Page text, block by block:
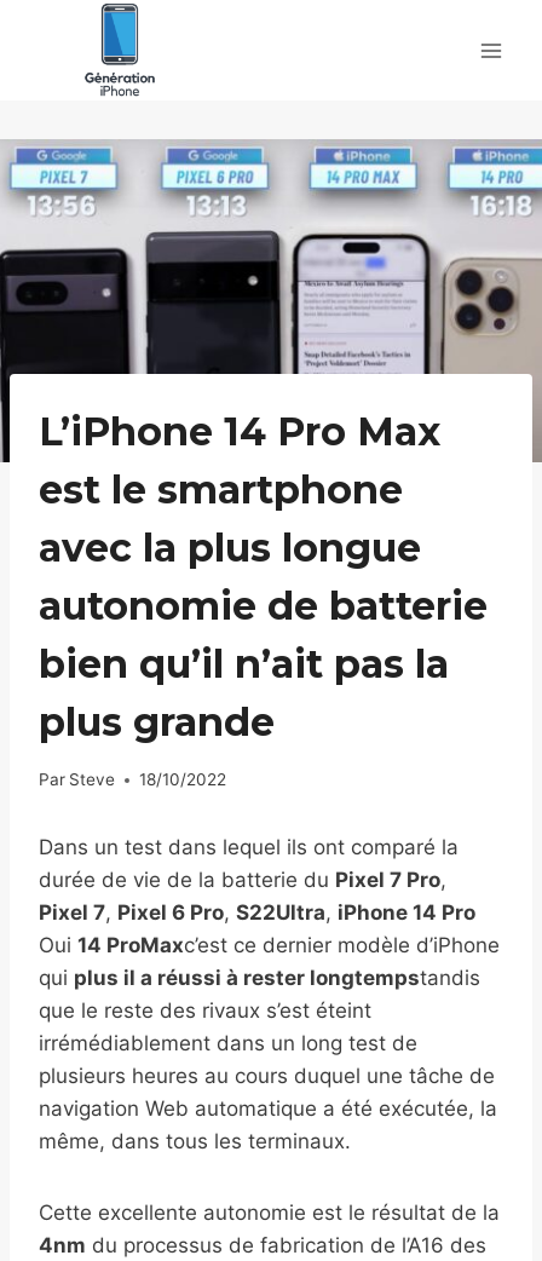
L’iPhone 14 Pro Max
est le smartphone
avec la plus longue
autonomie de batterie
bien qu’il n’ait pas la
plus grande
Par Steve 18/10/2022
Dans un test dans lequel ils ont comparé la
durée de vie de la batterie du Pixel 7 Pro,
Pixel 7, Pixel 6 Pro, S22Ultra, iPhone 14 Pro
Oui 14 ProMaxc’est ce dernier modèle d’iPhone
qui plus il a réussi à rester longtempstandis
que le reste des rivaux s’est éteint
irrémédiablement dans un long test de
plusieurs heures au cours duquel une tâche de
navigation Web automatique a été exécutée, la
même, dans tous les terminaux.
Cette excellente autonomie est le résultat de la
4nm du processus de fabrication de l’A16 des